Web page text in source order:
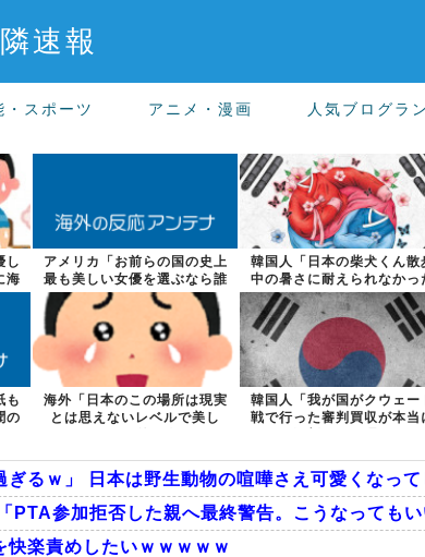
速報
・スポーツ アニメ・漫画 人気ブログラ
し
海
アメリカ「お前らの国の史上
最も美しい女優を選ぶなら誰
になる？」
韓国人「日本の柴犬くん散
中の暑さに耐えられなかっ
結果」
も
の
海外「日本のこの場所は現実
とは思えないレベルで美し
韓国人「我が国がクウェー
戦で行った審判買収が本当
ぎるｗ」 日本は野生動物の喧嘩さえ可愛くなっ
PTA参加拒否した親へ最終警告。こうなっても
快楽責めしたいｗｗｗｗｗ